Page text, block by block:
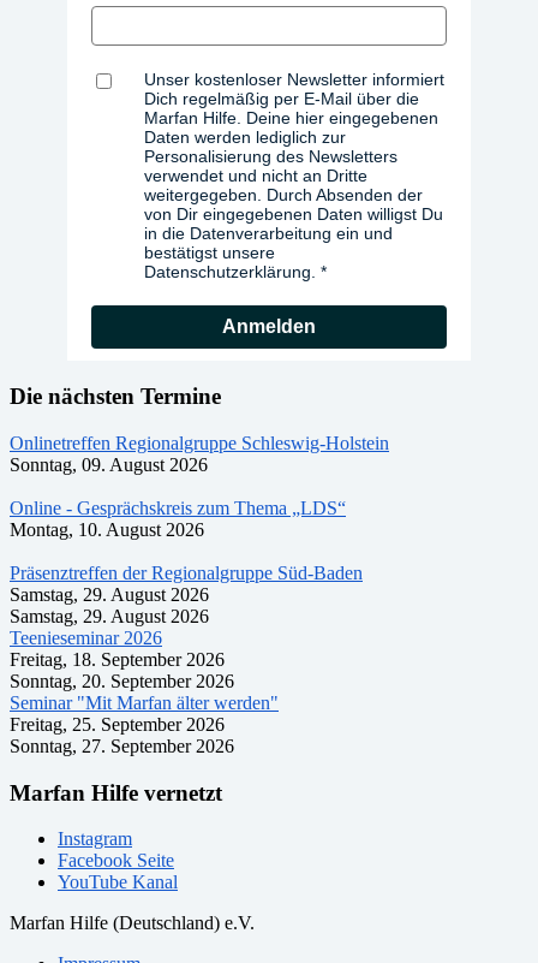
Unser kostenloser Newsletter informiert
Dich regelmäßig per E-Mail über die
Marfan Hilfe. Deine hier eingegebenen
Daten werden lediglich zur
Personalisierung des Newsletters
verwendet und nicht an Dritte
weitergegeben. Durch Absenden der
von Dir eingegebenen Daten willigst Du
in die Datenverarbeitung ein und
bestätigst unsere
Datenschutzerklärung.
Anmelden
Die nächsten Termine
Onlinetreffen Regionalgruppe Schleswig-Holstein
Sonntag, 09. August 2026
Online - Gesprächskreis zum Thema „LDS“
Montag, 10. August 2026
Präsenztreffen der Regionalgruppe Süd-Baden
Samstag, 29. August 2026
Samstag, 29. August 2026
Teenieseminar 2026
Freitag, 18. September 2026
Sonntag, 20. September 2026
Seminar "Mit Marfan älter werden"
Freitag, 25. September 2026
Sonntag, 27. September 2026
Marfan Hilfe vernetzt
Instagram
Facebook Seite
YouTube Kanal
Marfan Hilfe (Deutschland) e.V.